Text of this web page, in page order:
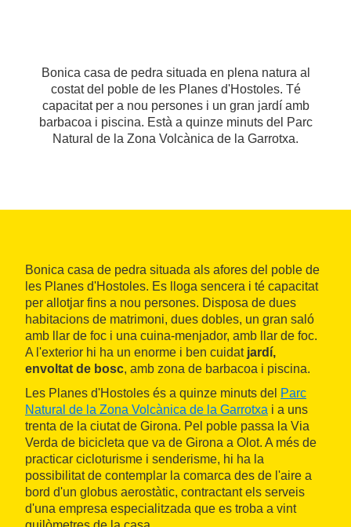
Bonica casa de pedra situada en plena natura al
costat del poble de les Planes d'Hostoles. Té
capacitat per a nou persones i un gran jardí amb
barbacoa i piscina. Està a quinze minuts del Parc
Natural de la Zona Volcànica de la Garrotxa.
Bonica casa de pedra situada als afores del poble de
les Planes d'Hostoles. Es lloga sencera i té capacitat
per allotjar fins a nou persones. Disposa de dues
habitacions de matrimoni, dues dobles, un gran saló
amb llar de foc i una cuina-menjador, amb llar de foc.
A l'exterior hi ha un enorme i ben cuidat jardí,
envoltat de bosc, amb zona de barbacoa i piscina.
Les Planes d'Hostoles és a quinze minuts del Parc
Natural de la Zona Volcànica de la Garrotxa i a uns
trenta de la ciutat de Girona. Pel poble passa la Via
Verda de bicicleta que va de Girona a Olot. A més de
practicar cicloturisme i senderisme, hi ha la
possibilitat de contemplar la comarca des de l'aire a
bord d'un globus aerostàtic, contractant els serveis
d'una empresa especialitzada que es troba a vint